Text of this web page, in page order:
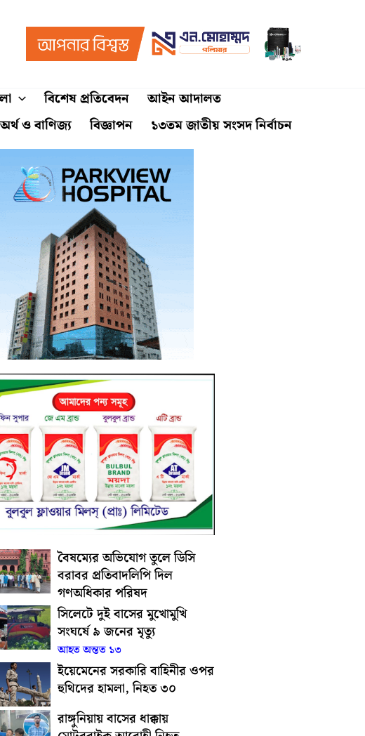
বিশেষ প্রতিবেদন
আইন আদালত
অর্থ ও বাণিজ্য বিজ্ঞাপন ১৩তম জাতীয় সংসদ নির্বাচন
বৈষম্যের অভিযোগ তুলে ডিসি
বরাবর প্রতিবাদলিপি দিল
গণঅধিকার পরিষদ
সিলেটে দুই বাসের মুখোমুখি
সংঘর্ষে ৯ জনের মৃত্যু
আহত অন্তত ১৩
ইয়েমেনের সরকারি বাহিনীর ওপর
হুথিদের হামলা, নিহত ৩০
রাঙ্গুনিয়ায় বাসের ধাক্কায়